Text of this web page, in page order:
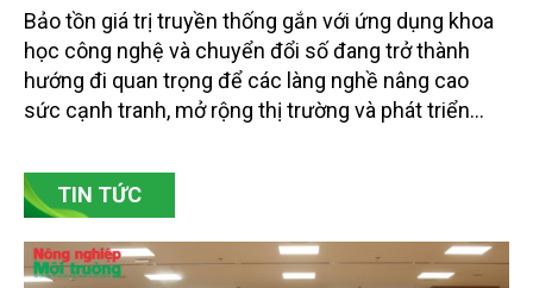
Bảo tồn giá trị truyền thống gắn với ứng dụng khoa
học công nghệ và chuyển đổi số đang trở thành
hướng đi quan trọng để các làng nghề nâng cao
sức cạnh tranh, mở rộng thị trường và phát triển
Bắc Ninh, nhiều nghệ nhân và cơ sở sản xuất đã
chủ động đổi mới tư duy, đầu tư công nghệ, xây
TIN TỨC